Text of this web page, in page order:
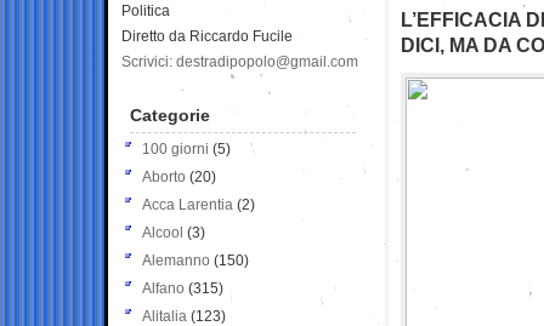
L’EFFICACIA
DICI, MA DA
Politica
Diretto da Riccardo Fucile
Scrivici: destradipopolo@gmail.com
Categorie
100 giorni (5)
Aborto (20)
Acca Larentia (2)
Alcool (3)
Alemanno (150)
Alfano (315)
Alitalia (123)